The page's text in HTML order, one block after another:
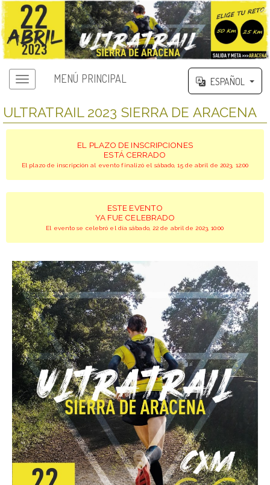
MENÚ PRINCIPAL ESPAÑOL
ULTRATRAIL 2023 SIERRA DE ARACENA
EL PLAZO DE INSCRIPCIONES
ESTÁ CERRADO
El plazo de inscripción al evento finalizó el sábado, 15 de abril de 2023, 12:00
ESTE EVENTO
YA FUE CELEBRADO
El evento se celebró el día sábado, 22 de abril de 2023, 10:00